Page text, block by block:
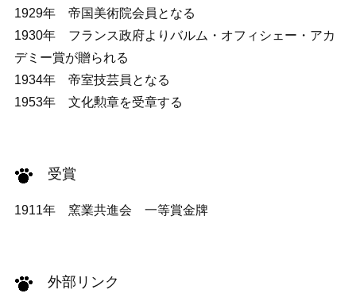
1929年 帝国美術院会員となる
1930年 フランス政府よりバルム・オフィシェー・アカ
デミー賞が贈られる
1934年 帝室技芸員となる
1953年 文化勲章を受章する
受賞
1911年 窯業共進会 一等賞金牌
外部リンク